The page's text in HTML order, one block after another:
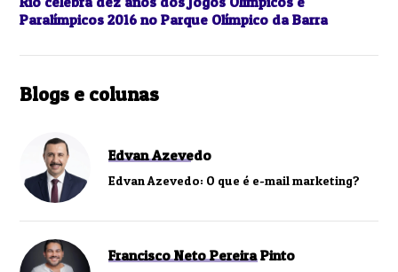
Paralímpicos 2016 no Parque Olímpico da Barra
Blogs e colunas
Edvan Azevedo
Edvan Azevedo: O que é e-mail marketing?
Francisco Neto Pereira Pinto